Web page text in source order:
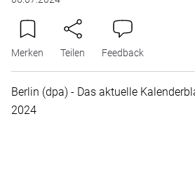
Merken Teilen Feedback
Berlin (dpa) - Das aktuelle
2024